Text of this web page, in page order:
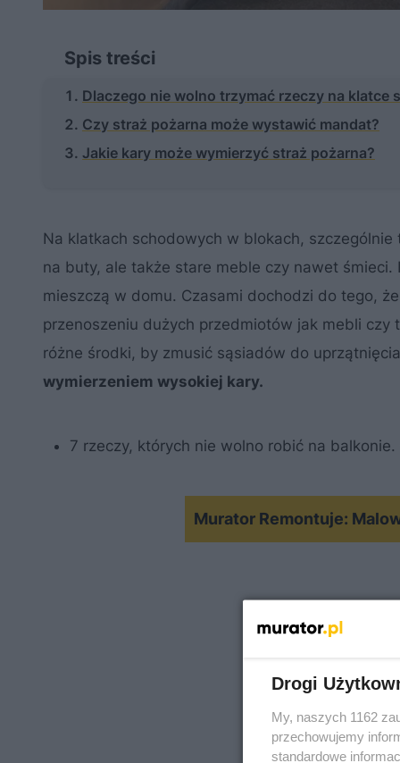
Spis treści
Dlaczego nie wolno trzymać rzeczy na klatce
Czy straż pożarna może wystawić mandat?
Jakie kary może wymierzyć straż pożarna?
Na klatkach schodowych w blokach,
na buty, ale także stare meble czy nawet
mieszczą w domu. Czasami dochodzi do tego,
przenoszeniu dużych przedmiotów jak mebli
różne środki, by zmusić sąsiadów do
wymierzeniem wysokiej kary.
7 rzeczy, których nie wolno robić na
Murator Remontuje:
Drogi
My, naszych 1162
przechowujemy
standardowe